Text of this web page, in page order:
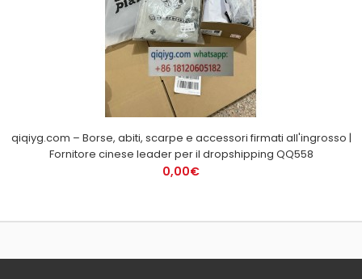
qiqiyg.com – Borse, abiti, scarpe e accessori firmati all'ingrosso |
Fornitore cinese leader per il dropshipping QQ558
0,00€